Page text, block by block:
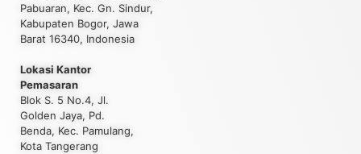
Pabuaran, Kec. Gn. Sindur,
Kabupaten Bogor, Jawa
Barat 16340, Indonesia
Lokasi Kantor
Pemasaran
Blok S. 5 No.4, Jl.
Golden Jaya, Pd.
Benda, Kec. Pamulang,
Kota Tangerang